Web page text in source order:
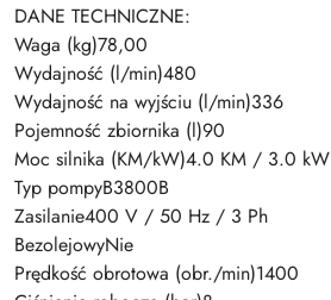
DANE TECHNICZNE:
Waga (kg)78,00
Wydajność (l/min)480
Wydajność na wyjściu (l/min)336
Pojemność zbiornika (l)90
Moc silnika (KM/kW)4.0 KM / 3.0 kW
Typ pompyB3800B
Zasilanie400 V / 50 Hz / 3 Ph
BezolejowyNie
Prędkość obrotowa (obr./min)1400